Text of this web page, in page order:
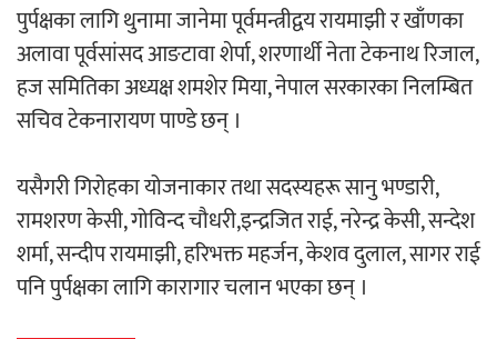
मुक्तकसङ्ग्रह लोकार्पण
पुर्पक्षका लागि थुनामा जानेमा पूर्वमन्त्रीद्वय रायमाझी र खाँणका
अलावा पूर्वसांसद आङटावा शेर्पा, शरणार्थी नेता टेकनाथ रिजाल,
हज समितिका अध्यक्ष शमशेर मिया, नेपाल सरकारका निलम्बित
सचिव टेकनारायण पाण्डे छन् ।
यसैगरी गिरोहका योजनाकार तथा सदस्यहरू सानु भण्डारी,
रामशरण केसी, गोविन्द चौधरी,इन्द्रजित राई, नरेन्द्र केसी, सन्देश
शर्मा, सन्दीप रायमाझी, हरिभक्त महर्जन, केशव दुलाल, सागर राई
पनि पुर्पक्षका लागि कारागार चलान भएका छन् ।